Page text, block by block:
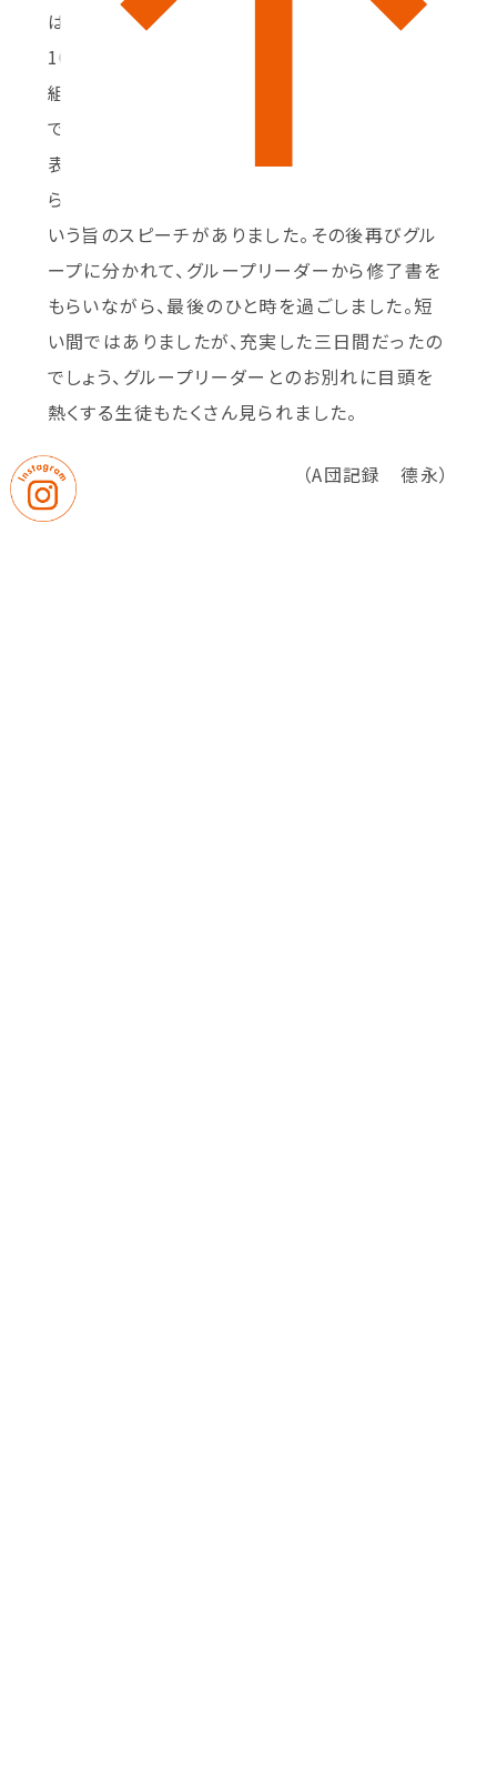
は1組Aグループでした。ベストアイディア賞1位
10組Aグループ、ベストプレゼンテーション賞は5
組Dグループ、ベストリサーチ賞は１組Aグループ
でした。
表彰式の後は閉校式です。4組のクーパーさんか
ら、今回のこの経験を英語力向上に活かしたいと
いう旨のスピーチがありました。その後再びグル
ープに分かれて、グループリーダーから修了書を
もらいながら、最後のひと時を過ごしました。短
い間ではありましたが、充実した三日間だったの
でしょう、グループリーダーとのお別れに目頭を
熱くする生徒もたくさん見られました。
（A団記録 德永）